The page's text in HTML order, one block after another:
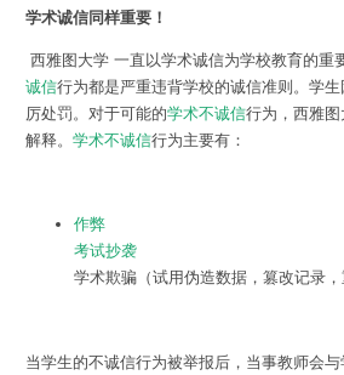
学术诚信同样重要！
西雅图大学 一直以学术诚信为学校教育的重
诚信行为都是严重违背学校的诚信准则。学
厉处罚。对于可能的学术不诚信行为，西雅
解释。 学术不诚信行为主要有：
作弊
考试抄袭
学术欺骗（试用伪造数据，篡改记录，
当学生的不诚信行为被举报后，当事教师会